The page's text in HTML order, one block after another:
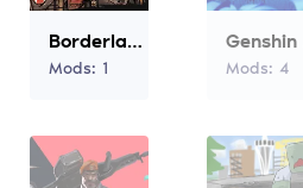
Borderlands 3
Mods: 1 Mods: 4